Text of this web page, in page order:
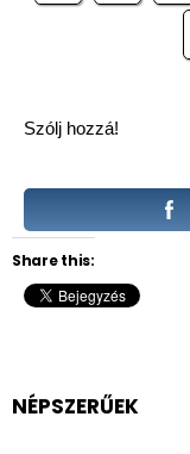
Szólj hozzá!
Share this:
NÉPSZERŰEK